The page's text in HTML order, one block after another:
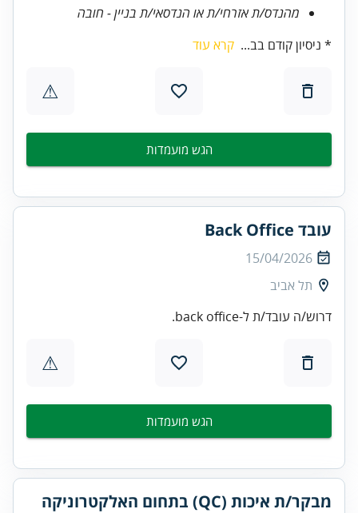
מהנדס/ת אזרחי/ת או הנדסאי/ת בניין - חובה
* ניסיון קודם בב... קרא עוד
⚠
הגש מועמדות
עובד Back Office
15/04/2026
תל אביב
דרוש/ה עובד/ת ל-back office.
⚠
הגש מועמדות
מבקר/ת איכות (QC) בתחום האלקטרוניקה